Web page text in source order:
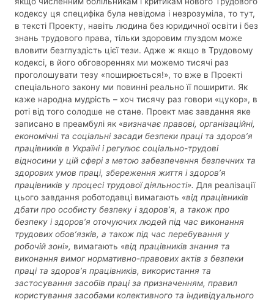
кодексу ця специфіка була невідома і незрозуміла, то тут,
в тексті Проекту, навіть людина без юридичної освіти і без
знань трудового права, тільки здоровим глуздом може
вловити безглуздість цієї тези. Адже ж якщо в Трудовому
кодексі, в його обговореннях ми можемо тисячі раз
проголошувати тезу «поширюється!», то вже в Проекті
спеціального закону ми повинні реально її поширити. Як
каже народна мудрість – хоч тисячу раз говори «цукор», в
роті від того солодше не стане. Проект має завдання яке
записано в преамбулі як «визначає правові, організаційні,
економічні та соціальні засади безпеки праці та здоров’я
працівників в Україні і регулює соціально-трудові
відносини у цій сфері з метою забезпечення безпечних та
здорових умов праці, збереження життя і здоров’я
працівників у процесі трудової діяльності». Для реалізації
цього завдання роботодавці вимагають «від працівників
дбати про особисту безпеку і здоров’я, а також про
безпеку і здоров’я оточуючих людей під час виконання
трудових обов’язків, а також під час перебування у
робочій зоні», вимагають «від працівників знання та
виконання вимог нормативно-правових актів з безпеки
праці та здоров’я працівників, використання та
застосування засобів праці за призначенням, правил
користування засобами колективного та індивідуального